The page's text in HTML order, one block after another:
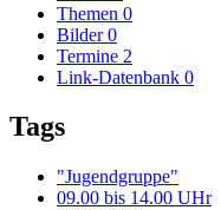
Themen 0
Bilder 0
Termine 2
Link-Datenbank 0
Tags
"Jugendgruppe"
09.00 bis 14.00 UHr